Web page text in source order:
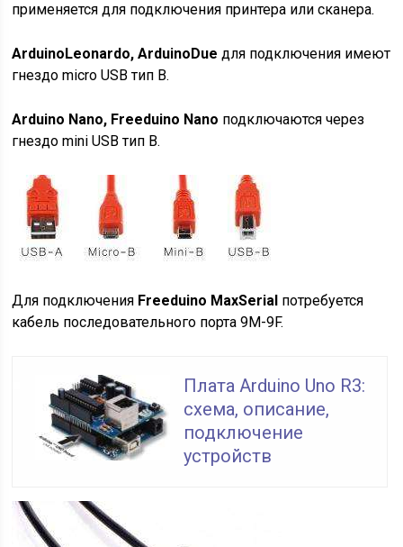
применяется для подключения принтера или сканера.
ArduinoLeonardo,ArduinoDue для подключения имеют
гнездо micro USB тип В.
Arduino Nano, Freeduino Nano подключаются через
гнездо mini USB тип B.
Для подключения Freeduino MaxSerial потребуется
кабель последовательного порта 9M-9F.
Плата Arduino Uno R3:
схема, описание,
подключение
устройств